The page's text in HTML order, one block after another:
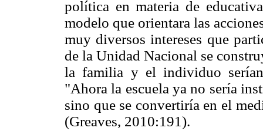
política en materia de
modelo que orientara las
muy diversos intereses que
de la Unidad Nacional se
la familia y el individuo
"Ahora la escuela ya no sería
sino que se convertiría en el
(Greaves, 2010:191).